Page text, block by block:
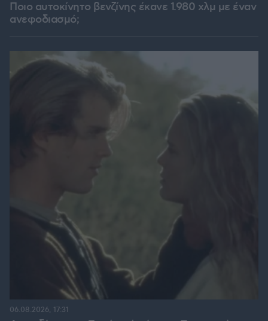
Ποιο αυτοκίνητο βενζίνης έκανε 1.980 χλμ με έναν
ανεφοδιασμό;
06.08.2026, 17:31